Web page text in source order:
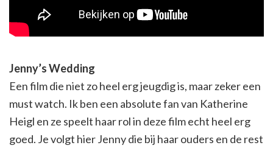
Jenny’s Wedding
Een film die niet zo heel erg jeugdig is, maar zeker een
must watch. Ik ben een absolute fan van Katherine
Heigl en ze speelt haar rol in deze film echt heel erg
goed. Je volgt hier Jenny die bij haar ouders en de rest